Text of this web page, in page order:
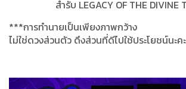
สำรับ LEGACY OF THE DIVINE
***การทำนายเป็นเพียงภาพกว้าง
ไม่ใช่ดวงส่วนตัว ดึงส่วนที่ดีไปใช้ประโยชน์นะคะ